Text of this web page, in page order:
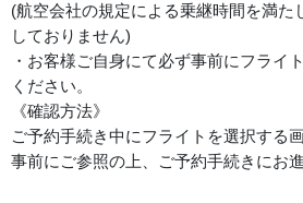
(航空会社の規定による乗継時間を満た
しておりません)
・お客様ご自身にて必ず事前にフライ
ください。
《確認方法》
ご予約手続き中にフライトを選択する
事前にご参照の上、ご予約手続きにお